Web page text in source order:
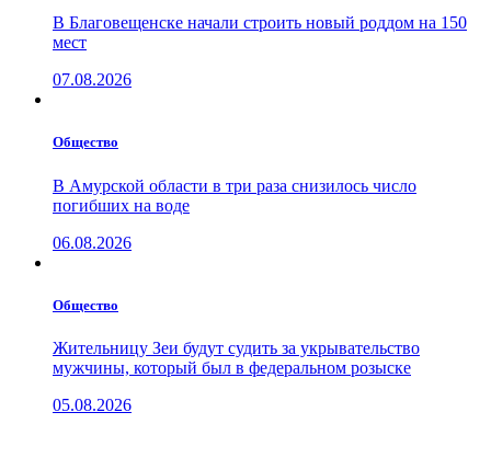
В Благовещенске начали строить новый роддом на 150
мест
07.08.2026
Общество
В Амурской области в три раза снизилось число
погибших на воде
06.08.2026
Общество
Жительницу Зеи будут судить за укрывательство
мужчины, который был в федеральном розыске
05.08.2026